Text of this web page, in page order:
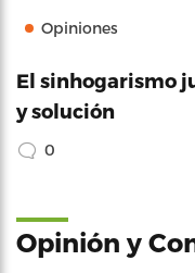
Opiniones
El sinhogarismo
y solución
0
Opinión y